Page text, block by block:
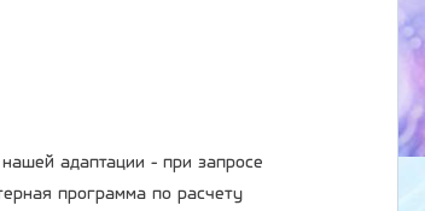
адаптации - при запросе
программа по расчету